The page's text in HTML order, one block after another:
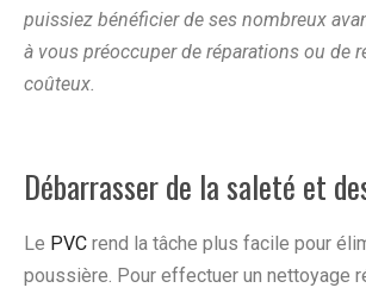
puissiez bénéficier de ses nombreux
à vous préoccuper de réparations ou de
coûteux.
Débarrasser de la saleté et
Le PVC rend la tâche plus facile pour
poussière. Pour effectuer un nettoyage